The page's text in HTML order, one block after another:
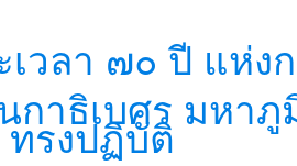
เวลา ๗๐ ปี แห่ง
กาธิเบศร มหา
รงปฏิบัติ